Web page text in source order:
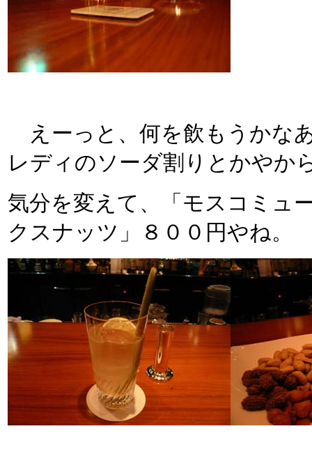
えーっと、何を飲もうかな
レディのソーダ割りとかやか
気分を変えて、「モスコミュ
クスナッツ」８００円やね。